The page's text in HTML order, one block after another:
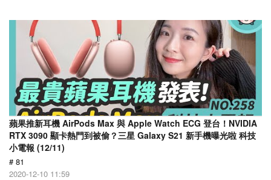
蘋果推新耳機 AirPods Max 與 Apple Watch ECG 登台！NVIDIA
RTX 3090 顯卡熱門到被偷？三星 Galaxy S21 新手機曝光啦 科技
小電報 (12/11)
# 81
2020-12-10 11:59